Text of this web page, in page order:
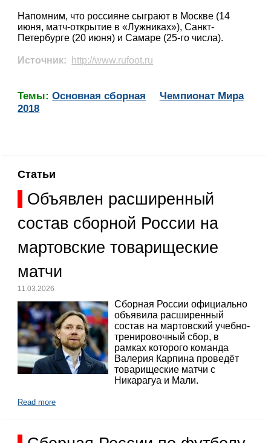
Напомним, что россияне сыграют в Москве (14
июня, матч-открытие в «Лужниках»), Санкт-
Петербурге (20 июня) и Самаре (25-го числа).
Источник: http://www.rufoot.ru
Темы:Основная сборная
Чемпионат Мира
2018
Статьи
Объявлен расширенный
состав сборной России на
мартовские товарищеские
матчи
11.03.2026
Сборная России официально
объявила расширенный
состав на мартовский учебно-
тренировочный сбор, в
рамках которого команда
Валерия Карпина проведёт
товарищеские матчи с
Никарагуа и Мали.
Read more